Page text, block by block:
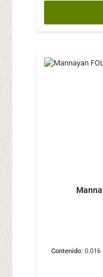
Contenido: 0.016